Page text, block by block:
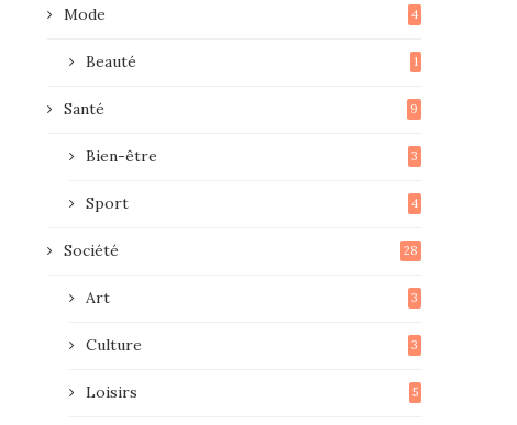
Mode 4
Beauté 1
Santé 9
Bien-être 3
Sport 4
Société 28
Art 3
Culture 3
Loisirs 5